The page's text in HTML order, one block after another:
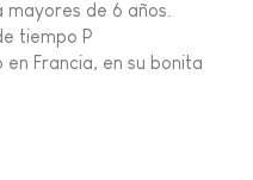
de 6 años.
tiempo P
Francia, en su bonita